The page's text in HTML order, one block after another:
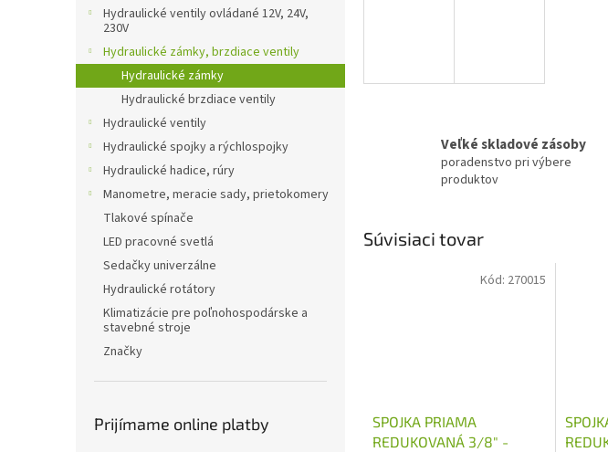
Hydraulické ventily ovládané 12V, 24V,
230V
Hydraulické zámky, brzdiace ventily
Hydraulické zámky
Hydraulické brzdiace ventily
Hydraulické ventily
Hydraulické spojky a rýchlospojky
Hydraulické hadice, rúry
Manometre, meracie sady, prietokomery
Tlakové spínače
LED pracovné svetlá
Sedačky univerzálne
Hydraulické rotátory
Klimatizácie pre poľnohospodárske a
stavebné stroje
Značky
Prijímame online platby
Veľké skladové zásoby
poradenstvo pri výbere
produktov
Súvisiaci tovar
SPOJKA PRIAMA
REDUKOVANÁ 3/8" -
Kód: 270015